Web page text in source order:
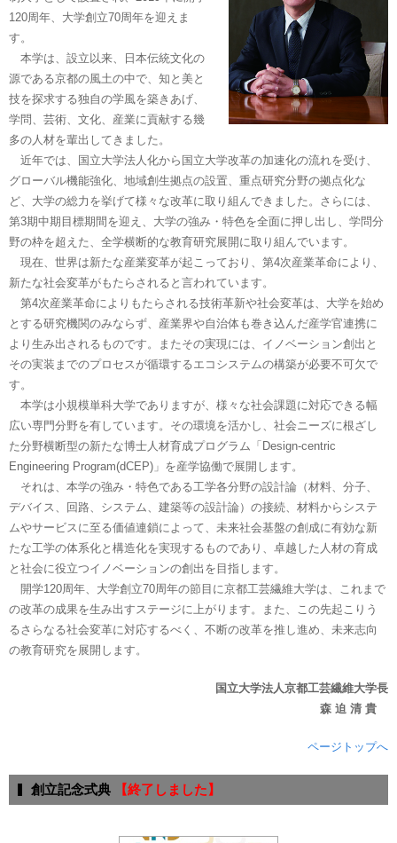
120周年、大学創立70周年を迎えま
す。
本学は、設立以来、日本伝統文化の
源である京都の風土の中で、知と美と
技を探求する独自の学風を築きあげ、
学問、芸術、文化、産業に貢献する幾
多の人材を輩出してきました。
近年では、国立大学法人化から国立大学改革の加速化の流れを受け、
グローバル機能強化、地域創生拠点の設置、重点研究分野の拠点化な
ど、大学の総力を挙げて様々な改革に取り組んできました。さらには、
第3期中期目標期間を迎え、大学の強み・特色を全面に押し出し、学問分
野の枠を超えた、全学横断的な教育研究展開に取り組んでいます。
現在、世界は新たな産業変革が起こっており、第4次産業革命により、
新たな社会変革がもたらされると言われています。
第4次産業革命によりもたらされる技術革新や社会変革は、大学を始め
とする研究機関のみならず、産業界や自治体も巻き込んだ産学官連携に
より生み出されるものです。またその実現には、イノベーション創出と
その実装までのプロセスが循環するエコシステムの構築が必要不可欠で
す。
本学は小規模単科大学でありますが、様々な社会課題に対応できる幅
広い専門分野を有しています。その環境を活かし、社会ニーズに根ざし
た分野横断型の新たな博士人材育成プログラム「Design-centric
Engineering Program(dCEP)」を産学協働で展開します。
それは、本学の強み・特色である工学各分野の設計論（材料、分子、
デバイス、回路、システム、建築等の設計論）の接続、材料からシステ
ムやサービスに至る価値連鎖によって、未来社会基盤の創成に有効な新
たな工学の体系化と構造化を実現するものであり、卓越した人材の育成
と社会に役立つイノベーションの創出を目指します。
開学120周年、大学創立70周年の節目に京都工芸繊維大学は、これまで
の改革の成果を生み出すステージに上がります。また、この先起こりう
るさらなる社会変革に対応するべく、不断の改革を推し進め、未来志向
の教育研究を展開します。
国立大学法人京都工芸繊維大学長
森 迫 清 貴
ページトップへ
創立記念式典 【終了しました】